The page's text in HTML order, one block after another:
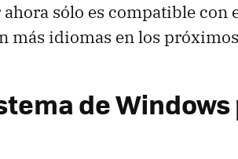
ahora sólo es compatible con
más idiomas en los
de Windows